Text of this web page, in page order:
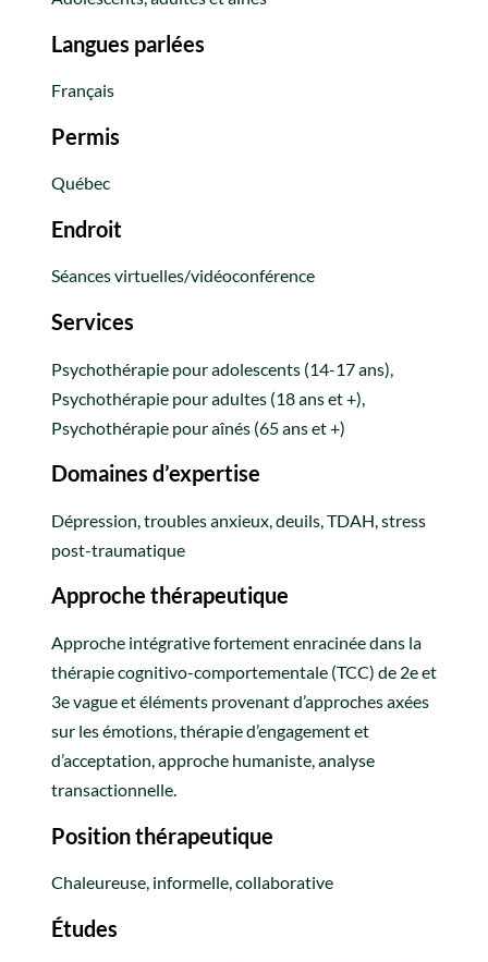
Langues parlées
Français
Permis
Québec
Endroit
Séances virtuelles/vidéoconférence
Services
Psychothérapie pour adolescents (14-17 ans),
Psychothérapie pour adultes (18 ans et +),
Psychothérapie pour aînés (65 ans et +)
Domaines d’expertise
Dépression, troubles anxieux, deuils, TDAH, stress
post-traumatique
Approche thérapeutique
Approche intégrative fortement enracinée dans la
thérapie cognitivo-comportementale (TCC) de 2e et
3e vague et éléments provenant d’approches axées
sur les émotions, thérapie d’engagement et
d’acceptation, approche humaniste, analyse
transactionnelle.
Position thérapeutique
Chaleureuse, informelle, collaborative
Études